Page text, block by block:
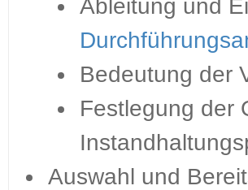
Ableitung und
Bedeutung der
Festlegung der
Auswahl und